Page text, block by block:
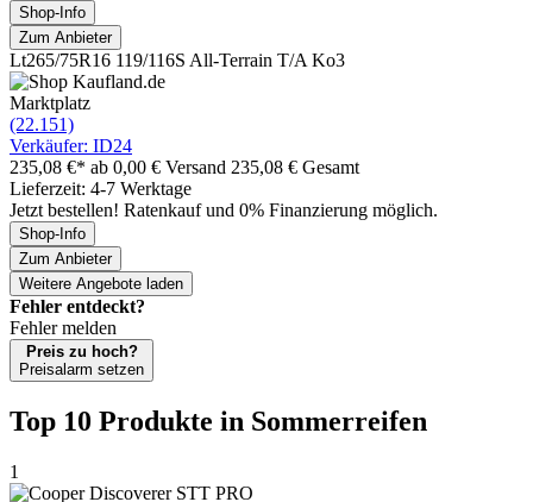
Shop-Info
Zum Anbieter
Lt265/75R16 119/116S All-Terrain T/A Ko3
Marktplatz
(22.151)
Verkäufer: ID24
235,08 €* ab 0,00 € Versand 235,08 € Gesamt
Lieferzeit: 4-7 Werktage
Jetzt bestellen! Ratenkauf und 0% Finanzierung möglich.
Shop-Info
Zum Anbieter
Weitere Angebote laden
Fehler entdeckt?
Fehler melden
Preis zu hoch?
Preisalarm setzen
Top 10 Produkte in Sommerreifen
1